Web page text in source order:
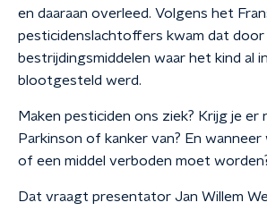
en daaraan overleed. Volgens het
pesticidenslachtoffers kwam dat door
bestrijdingsmiddelen waar het kind al
blootgesteld werd.
Maken pesticiden ons ziek? Krijg je er
Parkinson of kanker van? En
of een middel verboden moet
Dat vraagt presentator Jan Willem